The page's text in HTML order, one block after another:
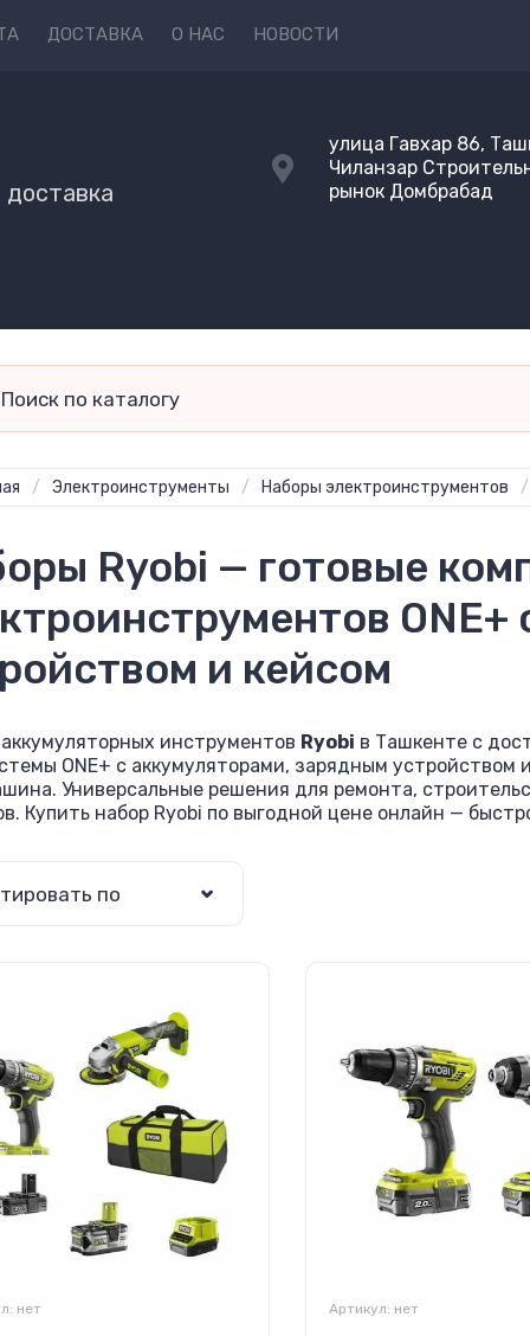
ДОСТАВКА О НАС НОВОСТИ
доставка
улица Гавхар 86,
Чиланзар
рынок Домбрабад
/ Электроинструменты / Наборы электроинструментов /
Ryobi — готовые
и кейсом
инструментов Ryobi в Ташкенте с
ONE+ с аккумуляторами, зарядным устройством
Универсальные решения для ремонта,
Купить набор Ryobi по выгодной цене онлайн —
по
нет Артикул: нет